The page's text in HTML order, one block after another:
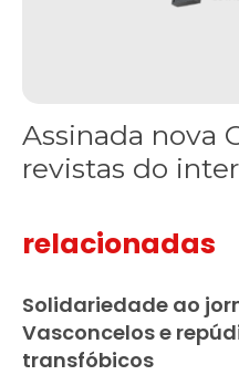
Assinada nova
revistas do
relacionadas
Solidariedade ao
Vasconcelos e
transfóbicos